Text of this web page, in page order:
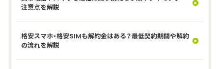
注意点を解説
格安スマホ・格安SIMも解約金はある？最低契約期間や解約
の流れを解説